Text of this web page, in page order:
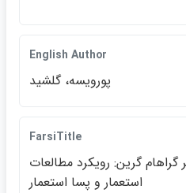
English Author
پورويسه، گلشيد
FarsiTitle
گراهام گرين: رويكرد مطالعات
استعمار و پسا استعمار